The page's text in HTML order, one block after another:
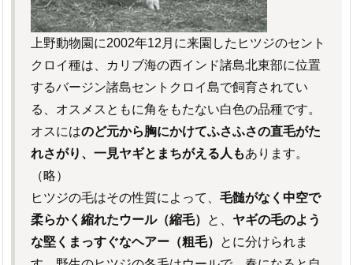
上野動物園に2002年12月に来園したヒツジのセント
クロイ種は、カリブ海の西インド諸島北東部に位置
するバージン諸島セントクロイ島で飼育されてい
る、オスメスともに角をもたない白色の品種です。
オスにはのど元から胸にかけてふさふさの直毛がた
れさがり、一見ヤギとまちがえる人もあります。
（略）
ヒツジの毛はその性質によって、 毛髄がなく中空で
柔らかく縮れたウール（縮毛）
と、 ヤギの毛のよう
な堅くまっすぐなヘアー（粗毛）
とに分けられま